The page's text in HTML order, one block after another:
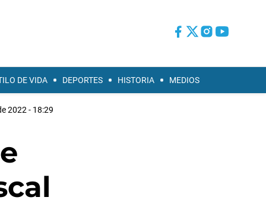
DE VIDA DEPORTES HISTORIA MEDIOS
2022 - 18:29